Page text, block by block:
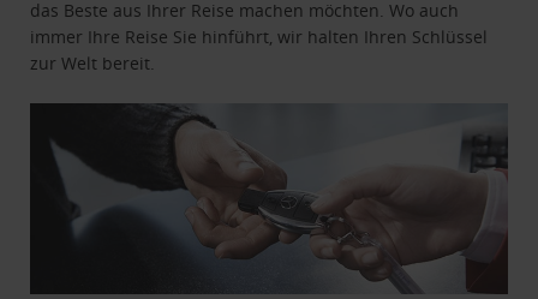
das Beste aus Ihrer Reise machen möchten. Wo auch
immer Ihre Reise Sie hinführt, wir halten Ihren Schlüssel
zur Welt bereit.